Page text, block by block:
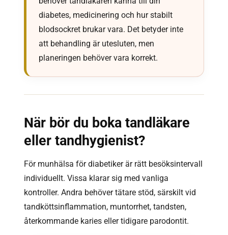
diabetes, medicinering och hur stabilt
blodsockret brukar vara. Det betyder inte
att behandling är utesluten, men
planeringen behöver vara korrekt.
När bör du boka tandläkare
eller tandhygienist?
För munhälsa för diabetiker är rätt besöksintervall
individuellt. Vissa klarar sig med vanliga
kontroller. Andra behöver tätare stöd, särskilt vid
tandköttsinflammation, muntorrhet, tandsten,
återkommande karies eller tidigare parodontit.